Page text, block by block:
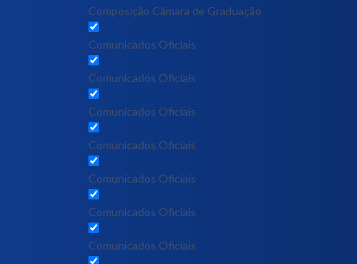
Composição Câmara de Graduação
Comunicados Oficiais
Comunicados Oficiais
Comunicados Oficiais
Comunicados Oficiais
Comunicados Oficiais
Comunicados Oficiais
Comunicados Oficiais